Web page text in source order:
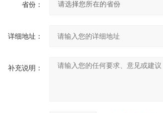
省份：
详细地址：
补充说明：